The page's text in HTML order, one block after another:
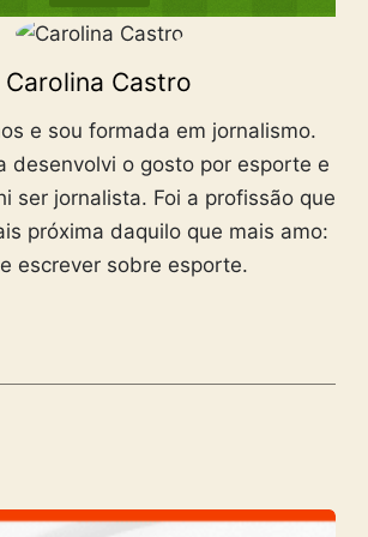
Carolina Castro
e sou formada em jornalismo.
desenvolvi o gosto por esporte e
ser jornalista. Foi a profissão que
próxima daquilo que mais amo:
escrever sobre esporte.